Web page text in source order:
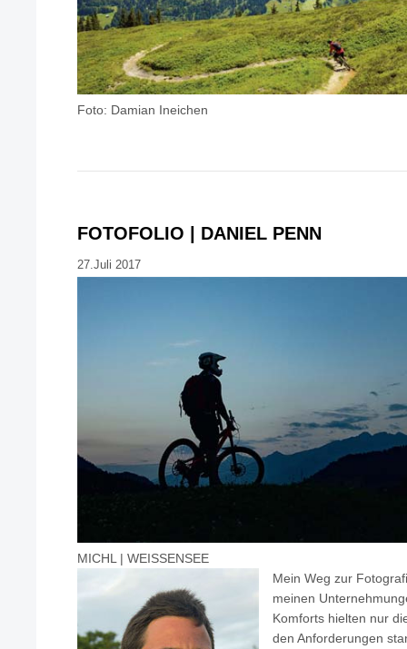
Foto: Damian Ineichen
FOTOFOLIO | DANIEL PENN
27.Juli 2017
MICHL | WEISSENSEE
Mein Weg zur
meinen
Komforts hielten nur
den Anforderungen